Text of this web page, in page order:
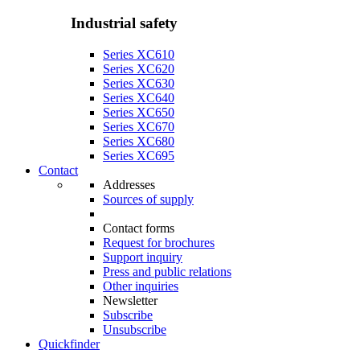
Industrial safety
Series XC610
Series XC620
Series XC630
Series XC640
Series XC650
Series XC670
Series XC680
Series XC695
Contact
Addresses
Sources of supply
Contact forms
Request for brochures
Support inquiry
Press and public relations
Other inquiries
Newsletter
Subscribe
Unsubscribe
Quickfinder